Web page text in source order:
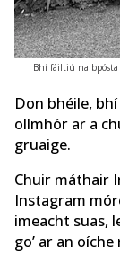
Bhí fáiltiú na
Don bhéile, bhí
ollmhór ar a
gruaige.
Chuir máthair
Instagram
imeacht suas,
go’ ar an